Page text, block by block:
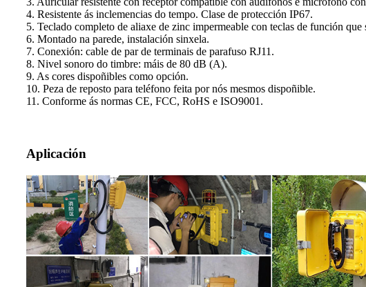
4. Resistente ás inclemencias do tempo. Clase de protección IP67.
5. Teclado completo de aliaxe de zinc impermeable con teclas de función
6. Montado na parede, instalación sinxela.
7. Conexión: cable de par de terminais de parafuso RJ11.
8. Nivel sonoro do timbre: máis de 80 dB (A).
9. As cores dispoñibles como opción.
10. Peza de reposto para teléfono feita por nós mesmos dispoñible.
11. Conforme ás normas CE, FCC, RoHS e ISO9001.
Aplicación